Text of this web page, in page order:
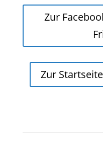
Zur
Zur